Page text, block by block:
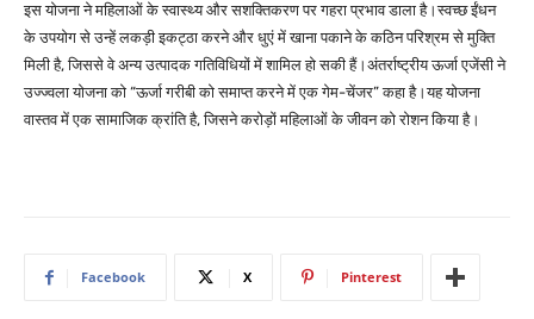
इस योजना ने महिलाओं के स्वास्थ्य और सशक्तिकरण पर गहरा प्रभाव डाला है।स्वच्छ ईंधन
के उपयोग से उन्हें लकड़ी इकट्ठा करने और धुएं में खाना पकाने के कठिन परिश्रम से मुक्ति
मिली है, जिससे वे अन्य उत्पादक गतिविधियों में शामिल हो सकी हैं। अंतर्राष्ट्रीय ऊर्जा एजेंसी ने
उज्ज्वला योजना को “ऊर्जा गरीबी को समाप्त करने में एक गेम-चेंजर” कहा है।यह योजना
वास्तव में एक सामाजिक क्रांति है, जिसने करोड़ों महिलाओं के जीवन को रोशन किया है।
Facebook X Pinterest